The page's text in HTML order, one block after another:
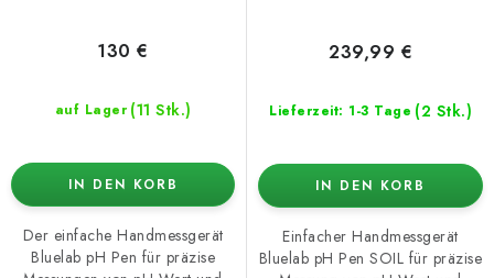
auf Lager (11 Stk.)
130 €
IN DEN KORB
Der einfache Handmessgerät
Bluelab pH Pen für präzise
Lieferzeit: 1-3 Tage (2 Stk.)
239,99 €
IN DEN KORB
Einfacher Handmessgerät
Bluelab pH Pen SOIL für präzise